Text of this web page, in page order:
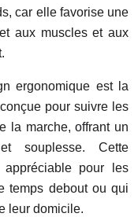
car elle favorise une
aux muscles et aux
ergonomique est la
pour suivre les
la marche, offrant un
souplesse. Cette
appréciable pour les
temps debout ou qui
leur domicile.